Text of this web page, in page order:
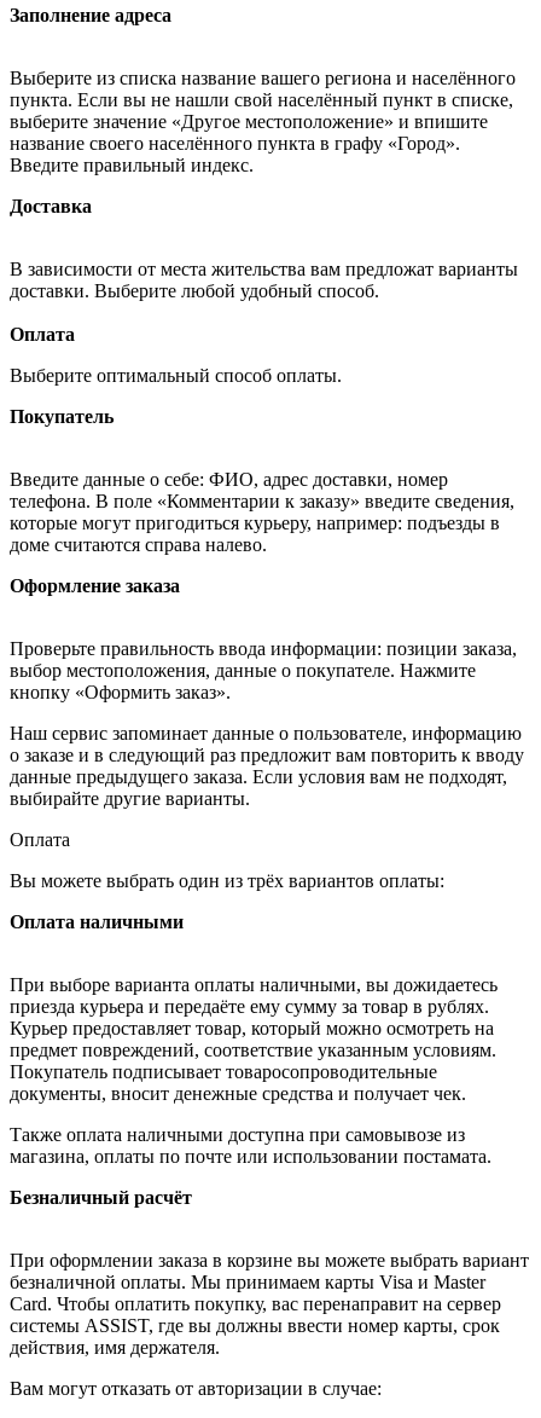
Заполнение адреса
Выберите из списка название вашего региона и населённого
пункта. Если вы не нашли свой населённый пункт в списке,
выберите значение «Другое местоположение» и впишите
название своего населённого пункта в графу «Город».
Введите правильный индекс.
Доставка
В зависимости от места жительства вам предложат варианты
доставки. Выберите любой удобный способ.
Оплата
Выберите оптимальный способ оплаты.
Покупатель
Введите данные о себе: ФИО, адрес доставки, номер
телефона. В поле «Комментарии к заказу» введите сведения,
которые могут пригодиться курьеру, например: подъезды в
доме считаются справа налево.
Оформление заказа
Проверьте правильность ввода информации: позиции заказа,
выбор местоположения, данные о покупателе. Нажмите
кнопку «Оформить заказ».
Наш сервис запоминает данные о пользователе, информацию
о заказе и в следующий раз предложит вам повторить к вводу
данные предыдущего заказа. Если условия вам не подходят,
выбирайте другие варианты.
Оплата
Вы можете выбрать один из трёх вариантов оплаты:
Оплата наличными
При выборе варианта оплаты наличными, вы дожидаетесь
приезда курьера и передаёте ему сумму за товар в рублях.
Курьер предоставляет товар, который можно осмотреть на
предмет повреждений, соответствие указанным условиям.
Покупатель подписывает товаросопроводительные
документы, вносит денежные средства и получает чек.
Также оплата наличными доступна при самовывозе из
магазина, оплаты по почте или использовании постамата.
Безналичный расчёт
При оформлении заказа в корзине вы можете выбрать вариант
безналичной оплаты. Мы принимаем карты Visa и Master
Card. Чтобы оплатить покупку, вас перенаправит на сервер
системы ASSIST, где вы должны ввести номер карты, срок
действия, имя держателя.
Вам могут отказать от авторизации в случае: